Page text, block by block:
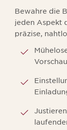
Bewahre die
jeden Aspekt
präzise,